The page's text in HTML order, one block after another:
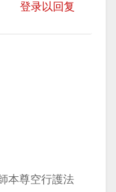
登录以回复
本尊空行護法